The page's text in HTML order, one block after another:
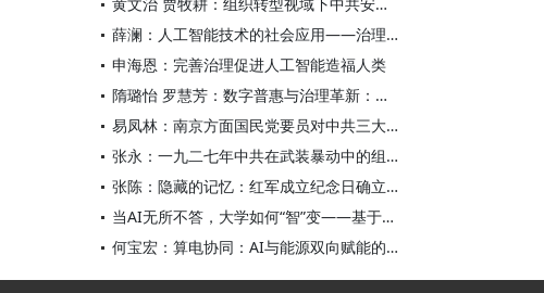
薛澜：人工智能技术的社会应用——治理挑战
申海恩：完善治理促进人工智能造福人类
隋璐怡 罗慧芳：数字普惠与治理革新：中国人工智能赋能全球南方发展
易凤林：南京方面国民党要员对中共三大起义的反应
张永：一九二七年中共在武装暴动中的组织转型
张陈：隐藏的记忆：红军成立纪念日确立前中共对南昌起义的纪念
当AI无所不答，大学如何“智”变——基于全国400余所高校本科生AI使用情况的调查与思考
何宝宏：算电协同：AI与能源双向赋能的关键引擎